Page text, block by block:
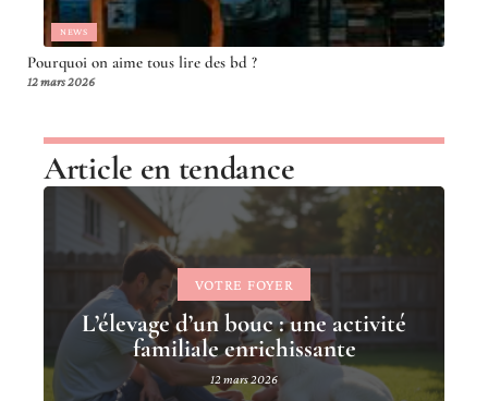
NEWS
Pourquoi on aime tous lire des bd ?
12 mars 2026
Article en tendance
VOTRE FOYER
L’élevage d’un bouc : une activité
familiale enrichissante
12 mars 2026